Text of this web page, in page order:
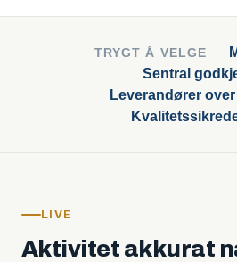
TRYGT Å VELGE
Sentral
Leverandører
LIVE
Aktivitet akkurat